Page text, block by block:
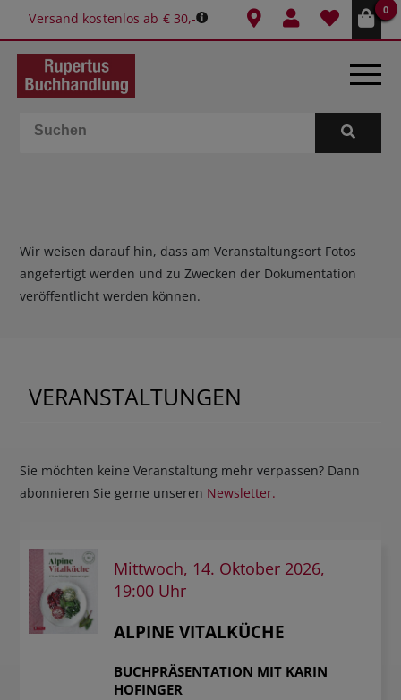
Versand kostenlos ab € 30,-
0
BÜCHER
GESCHENKIDEEN & MEHR
BUCHTIPPS
Wir weisen darauf hin, dass am Veranstaltungsort Fotos
angefertigt werden und zu Zwecken der Dokumentation
veröffentlicht werden können.
VERANSTALTUNGEN
Sie möchten keine Veranstaltung mehr verpassen? Dann
abonnieren Sie gerne unseren Newsletter.
Mittwoch, 14. Oktober 2026,
19:00 Uhr
ALPINE VITALKÜCHE
BUCHPRÄSENTATION MIT KARIN
HOFINGER